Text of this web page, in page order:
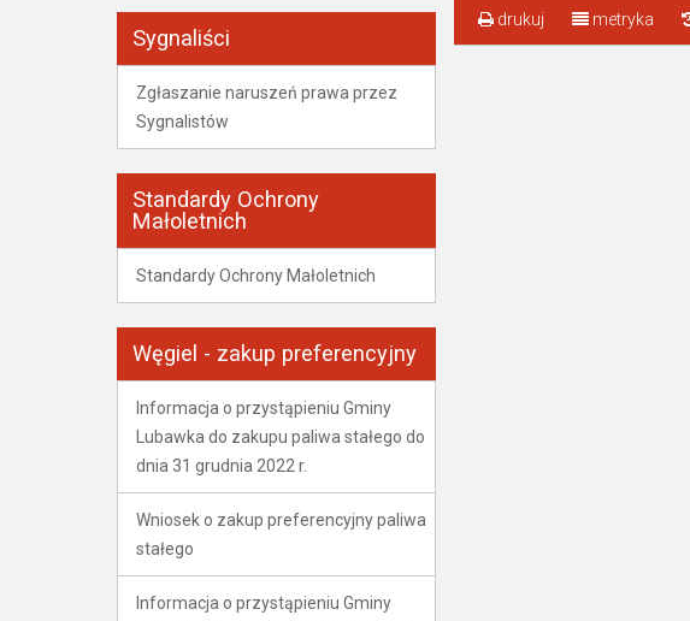
Sygnaliści
Zgłaszanie naruszeń prawa przez
Sygnalistów
Standardy Ochrony
Małoletnich
Standardy Ochrony Małoletnich
Węgiel - zakup preferencyjny
Informacja o przystąpieniu Gminy
Lubawka do zakupu paliwa stałego do
dnia 31 grudnia 2022 r.
Wniosek o zakup preferencyjny paliwa
stałego
Informacja o przystąpieniu Gminy
drukuj metryka